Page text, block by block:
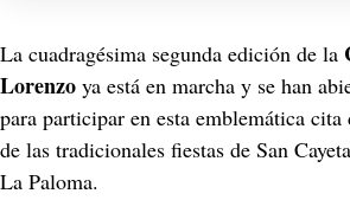
La cuadragésima segunda edición de la
Lorenzo ya está en marcha y se han
para participar en esta emblemática cita
de las tradicionales fiestas de San
La Paloma.